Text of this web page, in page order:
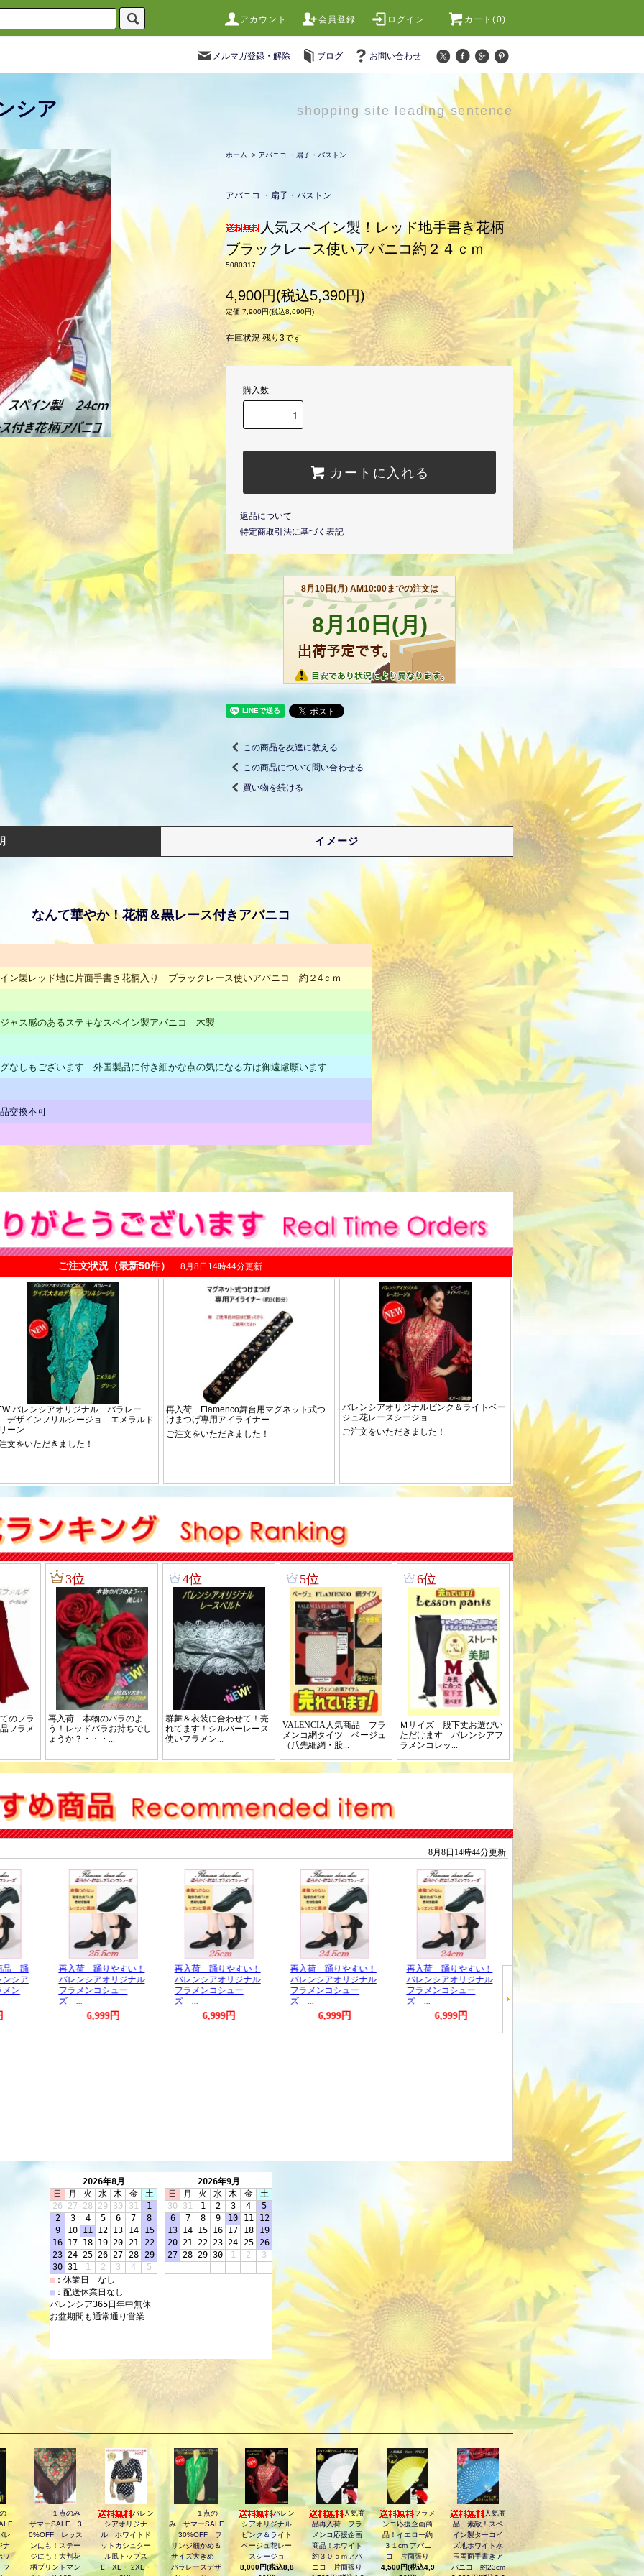
アカウント 会員登録 ログイン カート(0)
メルマガ登録・解除 ブログ お問い合わせ
シア shopping site leading sentence
ホーム > アバニコ ・扇子・バストン
アバニコ ・扇子・バストン
人気スペイン製！レッド地手書き花柄
ブラックレース使いアバニコ約２４ｃｍ
5080317
4,900円(税込5,390円)
定価 7,900円(税込8,690円)
在庫状況 残り3です
購入数
カートに入れる
返品について
特定商取引法に基づく表記
この商品を友達に教える
この商品について問い合わせる
買い物を続ける
イメージ
なんて華やか！花柄＆黒レース付きアバニコ
ン製レッド地に片面手書き花柄入り ブラックレース使いアバニコ 約２4ｃｍ
ャス感のあるステキなスペイン製アバニコ 木製
しもございます 外国製品に付き細かな点の気になる方は御遠慮願います
交換不可
レ
ナ
ワ
フ
１点のみ
サマーSALE 3
0%OFF レッス
ンにも！ステー
ジにも！大判花
柄プリントマン
バレン
シアオリジナ
ル ホワイトド
ットカシュクー
ル風トップス
L・XL・ 2XL・
１点の
み サマーSALE
30%OFF フ
リンジ細かめ＆
サイズ大きめ
バラレースデザ
バレン
シアオリジナル
ピンク＆ライト
ベージュ花レー
スシージョ
8,000円(税込8,8
人気商
品再入荷 フラ
メンコ応援企画
商品！ホワイト
約３０ｃｍアバ
ニコ 片面張り
フラメ
ンコ応援企画商
品！イエロー約
３１cm アバニ
コ 片面張り
4,500円(税込4,9
人気商
品 素敵！スペ
イン製ターコイ
ズ地ホワイト水
玉両面手書きア
バニコ 約23cm